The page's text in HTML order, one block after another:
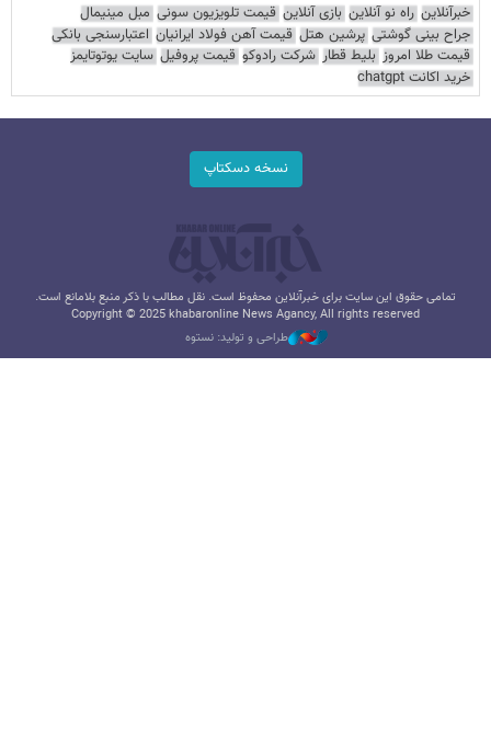
خبرآنلاین راه نو آنلاین بازی آنلاین قیمت تلویزیون سونی مبل مینیمال
جراح بینی گوشتی پرشین هتل قیمت آهن فولاد ایرانیان اعتبارسنجی بانکی
قیمت طلا امروز بلیط قطار شرکت رادوکو قیمت پروفیل سایت یوتوتایمز
خرید اکانت chatgpt
نسخه دسکتاپ
تمامی حقوق این سایت برای خبرآنلاین محفوظ است. نقل مطالب با ذکر منبع بلامانع است.
Copyright © 2025 khabaronline News Agancy, All rights reserved
طراحی و تولید: نستوه